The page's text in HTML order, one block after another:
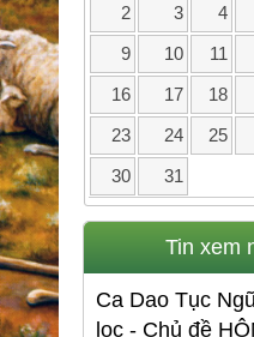
2
3 4
9
10 11
16
17 18
23
24 25
30
31
Tin xem
Ca Dao Tục
lọc - Chủ đề